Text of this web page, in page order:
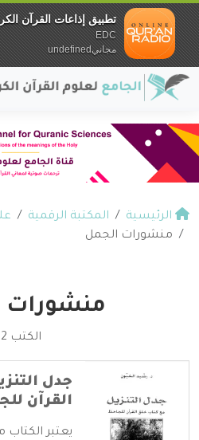
الرئيسية المكتبة الرقمية
منشورات الجمل
منشورات
الكتب 2
جدل
القرآن
يعتبر الكتاب
تطبيق إذاعات القرآن
EDC
مجانيundefined